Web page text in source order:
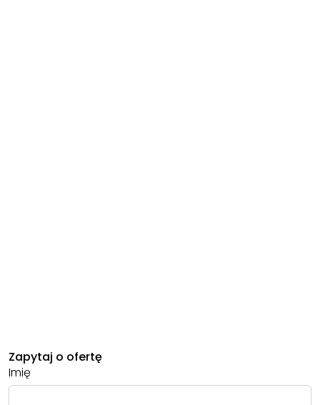
Zapytaj o ofertę
Imię